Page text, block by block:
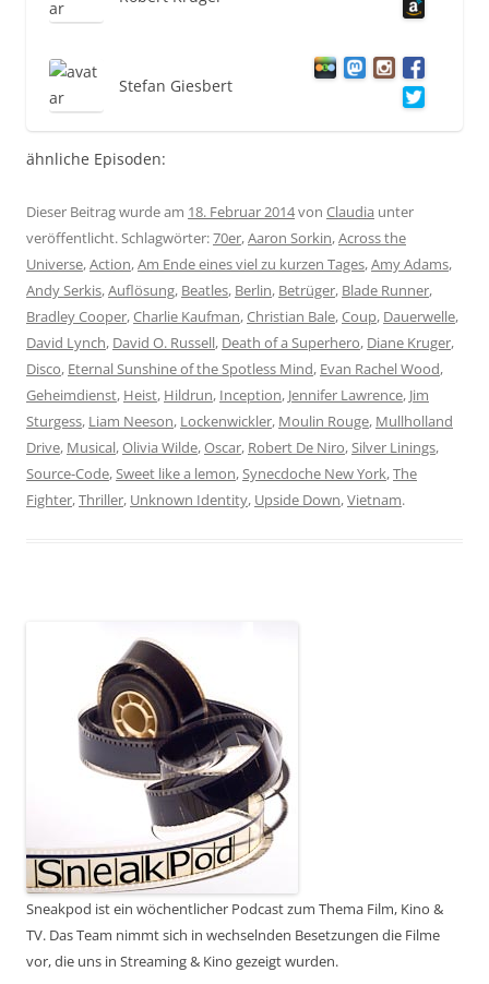
Stefan Giesbert
ähnliche Episoden:
Dieser Beitrag wurde am 18. Februar 2014von Claudia unter
veröffentlicht. Schlagwörter:70er,Aaron Sorkin,Across the
Universe,Action,Am Ende eines viel zu kurzen Tages,Amy Adams,
Andy Serkis,Auflösung, Beatles, Berlin, Betrüger, Blade Runner,
Bradley Cooper,Charlie Kaufman,Christian Bale,Coup, Dauerwelle,
David Lynch, David O. Russell, Death of a Superhero, Diane Kruger,
Disco, Eternal Sunshine of the Spotless Mind, Evan Rachel Wood,
Geheimdienst, Heist, Hildrun, Inception, Jennifer Lawrence, Jim
Sturgess, Liam Neeson, Lockenwickler, Moulin Rouge, Mullholland
Drive, Musical,Olivia Wilde,Oscar, Robert De Niro,Silver Linings,
Source-Code,Sweet like a lemon,Synecdoche New York,The
Fighter,Thriller, Unknown Identity, Upside Down,Vietnam.
Sneakpod ist ein wöchentlicher Podcast zum Thema Film, Kino &
TV. Das Team nimmt sich in wechselnden Besetzungen die Filme
vor, die uns in Streaming & Kino gezeigt wurden.